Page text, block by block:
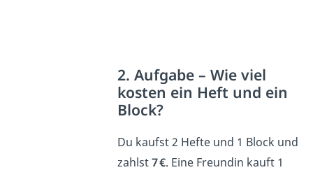
2. Aufgabe – Wie viel
kosten ein Heft und ein
Block?
Du kaufst 2 Hefte und 1 Block und
zahlst7 €. Eine Freundin kauft 1